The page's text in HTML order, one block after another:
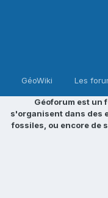
GéoWiki Les
Géoforum est un
s'organisent dans des
fossiles, ou encore de